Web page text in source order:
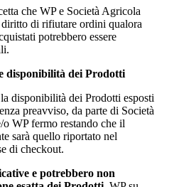
che WP e Società Agricola
di rifiutare ordini qualora
potrebbero essere
disponibilità dei Prodotti
disponibilità dei Prodotti esposti
preavviso, da parte di Società
o WP fermo restando che il
sarà quello riportato nel
di checkout.
e potrebbero non